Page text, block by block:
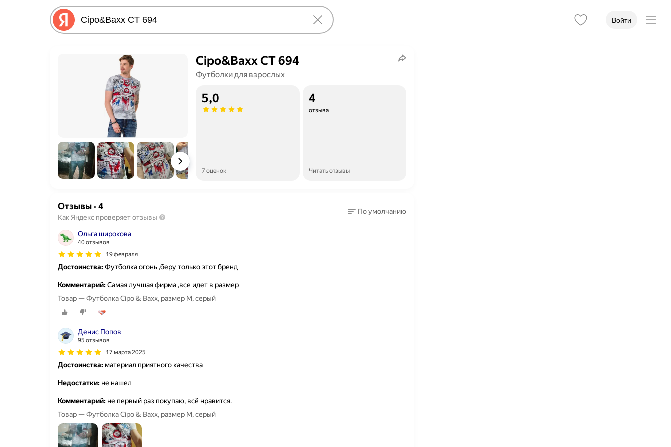
Войти
Cipo&Baxx CT 694
Футболки для взрослых
5,0
7 оценок
4
отзыва
Читать отзывы
Отзывы· 4
Как Яндекс проверяет отзывы
По умолчанию
Ольга широкова
40 отзывов
19 февраля
Достоинства:Футболка огонь ,беру только этот бренд
Комментарий:Самая лучшая фирма ,все идет в размер
Товар — Футболка Cipo & Baxx, размер M, серый
Денис Попов
95 отзывов
17 марта 2025
Достоинства: материал приятного качества
Недостатки: не нашел
Комментарий: не первый раз покупаю, всё нравится.
Товар — Футболка Cipo & Baxx, размер M, серый